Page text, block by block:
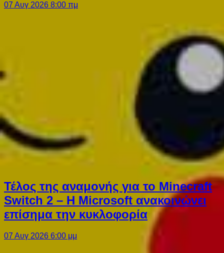
07 Αυγ 2026 8:00 πμ
Τέλος της αναμονής για το Minecraft
Switch 2 – Η Microsoft ανακοινώνει
επίσημα την κυκλοφορία
07 Αυγ 2026 6:00 μμ